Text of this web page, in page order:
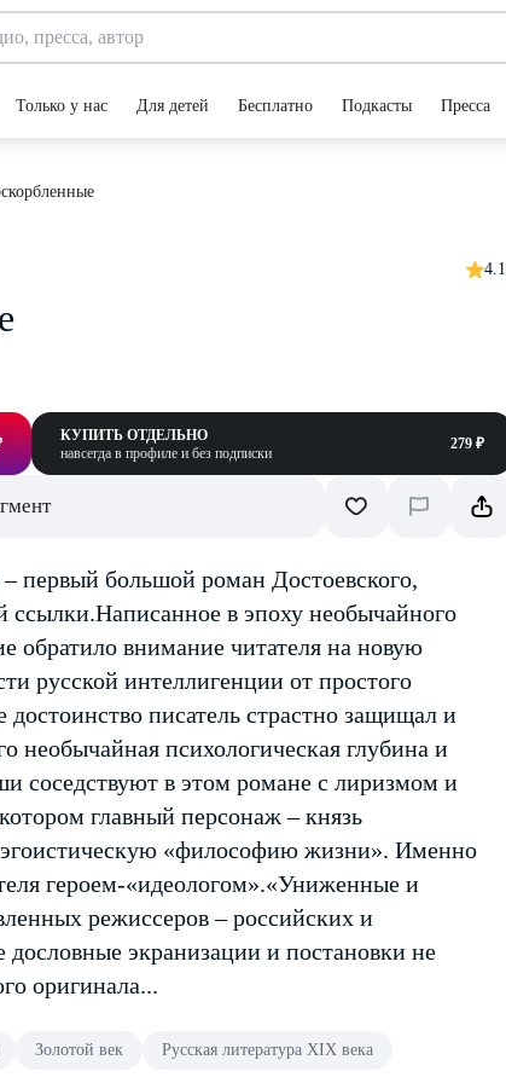
Только у нас Для детей Бесплатно Подкасты Пресса
4.1
КУПИТЬ ОТДЕЛЬНО
навсегда в профиле и без подписки
279 ₽
первый большой роман Достоевского,
ссылки.Написанное в эпоху необычайного
обратило внимание читателя на новую
русской интеллигенции от простого
писатель страстно защищал и
необычайная психологическая глубина и
соседствуют в этом романе с лиризмом и
главный персонаж – князь
«философию жизни». Именно
героем-«идеологом».«Униженные и
режиссеров – российских и
экранизации и постановки не
оригинала...
Золотой век Русская литература XIX века